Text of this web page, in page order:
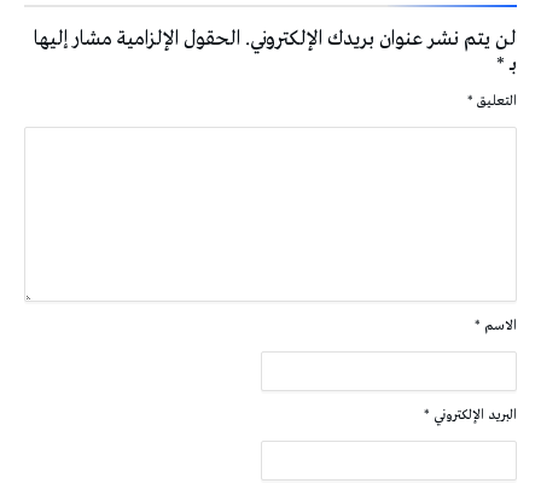
لن يتم نشر عنوان بريدك الإلكتروني. الحقول الإلزامية مشار إليها
بـ*
التعليق *
الاسم *
البريد الإلكتروني *